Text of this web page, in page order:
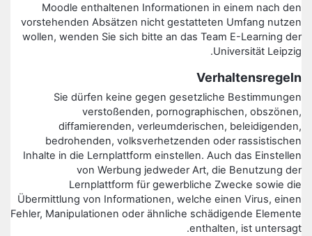
Moodle enthaltenen Informationen in einem nach den
vorstehenden Absätzen nicht gestatteten Umfang nutzen
wollen, wenden Sie sich bitte an das Team E-Learning der
Universität Leipzig.
Verhaltensregeln
Sie dürfen keine gegen gesetzliche Bestimmungen
verstoßenden, pornographischen, obszönen,
diffamierenden, verleumderischen, beleidigenden,
bedrohenden, volksverhetzenden oder rassistischen
Inhalte in die Lernplattform einstellen. Auch das Einstellen
von Werbung jedweder Art, die Benutzung der
Lernplattform für gewerbliche Zwecke sowie die
Übermittlung von Informationen, welche einen Virus, einen
Fehler, Manipulationen oder ähnliche schädigende Elemente
enthalten, ist untersagt.